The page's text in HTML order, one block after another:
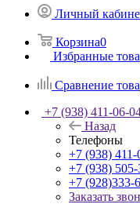
Личный
Корзина0
Избранные
Сравнение
+7 (938) 411-06-
Назад
Телефоны
+7 (938) 411-
+7 (938)
+7 (928)333-
Заказать